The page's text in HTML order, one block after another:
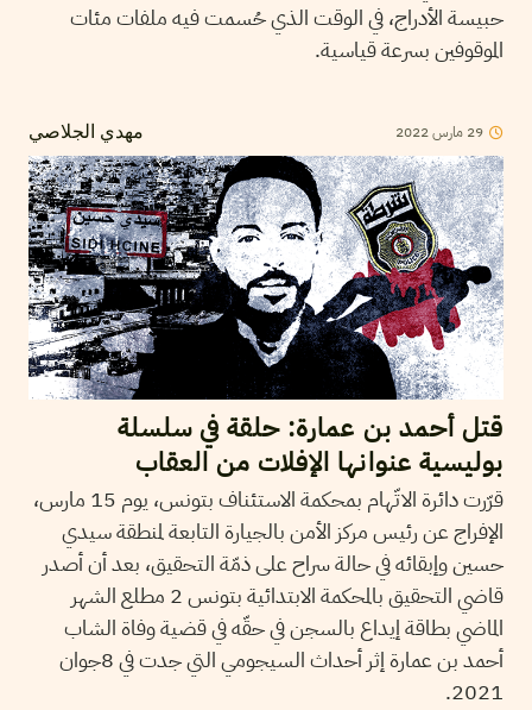
حبيسة الأدراج، في الوقت الذي حُسمت فيه ملفات مئات
الموقوفين بسرعة قياسية.
مهدي الجلاصي 29 مارس2022
قتل أحمد بن عمارة: حلقة في سلسلة
بوليسية عنوانها الإفلات من العقاب
قرّرت دائرة الاتّهام بمحكمة الاستئناف بتونس، يوم 15 مارس،
الإفراج عن رئيس مركز الأمن بالجيارة التابعة لمنطقة سيدي
حسين وإبقائه في حالة سراح على ذمّة التحقيق، بعد أن أصدر
قاضي التحقيق بالمحكمة الابتدائية بتونس 2 مطلع الشهر
الماضي بطاقة إيداع بالسجن في حقّه في قضية وفاة الشاب
أحمد بن عمارة إثر أحداث السيجومي التي جدت في 8جوان
2021.